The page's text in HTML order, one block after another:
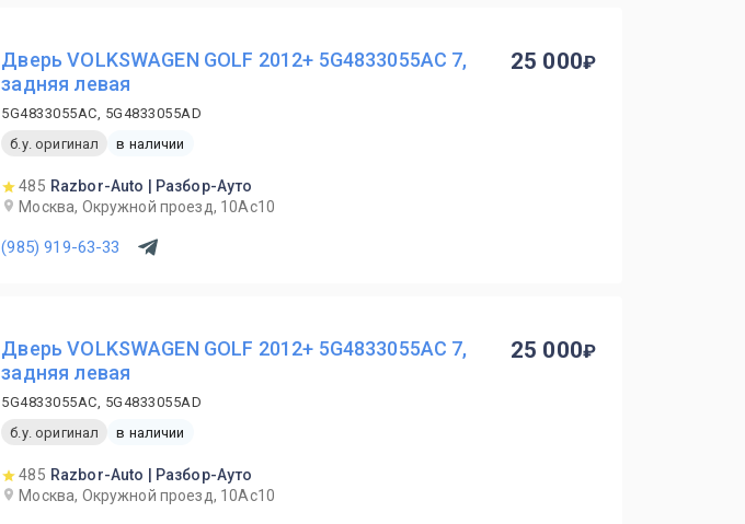
Дверь VOLKSWAGEN GOLF 2012+ 5G4833055AC 7,
задняя левая
5G4833055AC, 5G4833055AD
б.у. оригинал
в наличии
485 Razbor-Auto | Разбор-Ауто
Москва, Окружной проезд, 10Ас10
(985) 919-63-33
25 000
Дверь VOLKSWAGEN GOLF 2012+ 5G4833055AC 7,
задняя левая
5G4833055AC, 5G4833055AD
б.у. оригинал
в наличии
485 Razbor-Auto | Разбор-Ауто
Москва, Окружной проезд, 10Ас10
25 000